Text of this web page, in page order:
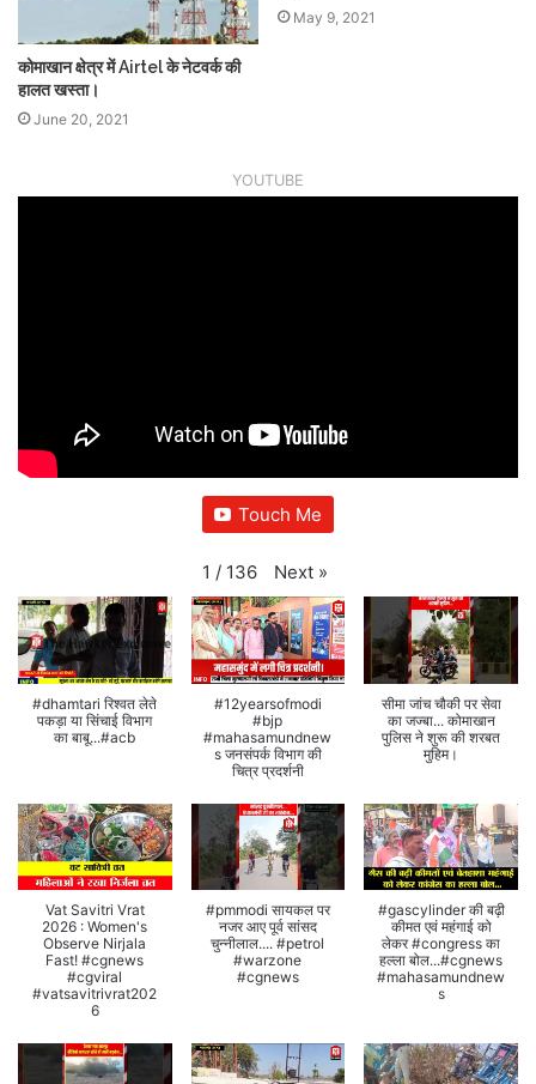
कोमाखान क्षेत्र में Airtel के नेटवर्क की
हालत खस्ता।
June 20, 2021
May 9, 2021
YOUTUBE
Touch Me
1 / 136 Next »
#dhamtari रिश्वत लेते
पकड़ा या सिंचाई विभाग
का बाबू...#acb
#12yearsofmodi
#bjp
#mahasamundnew
s जनसंपर्क विभाग की
चित्र प्रदर्शनी
सीमा जांच चौकी पर सेवा
का जज्बा... कोमाखान
पुलिस ने शुरू की शरबत
मुहिम।
Vat Savitri Vrat
2026 : Women's
Observe Nirjala
Fast! #cgnews
#cgviral
#vatsavitrivrat202
6
#pmmodi सायकल पर
नजर आए पूर्व सांसद
चुन्नीलाल.... #petrol
#warzone
#cgnews
#gascylinder की बढ़ी
कीमत एवं महंगाई को
लेकर #congress का
हल्ला बोल...#cgnews
#mahasamundnew
s